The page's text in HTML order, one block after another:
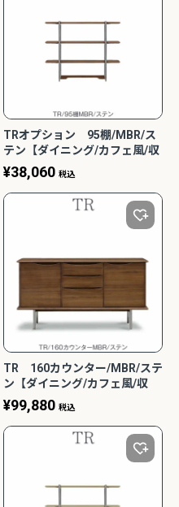
TRオプション 95棚/MBR/ス
テン【ダイニング/カフェ風/収
納/サンキコーポレーション】
¥38,060 税込
TR 160カウンター/MBR/ステ
ン【ダイニング/カフェ風/収
納/サンキコーポレーション】
¥99,880 税込